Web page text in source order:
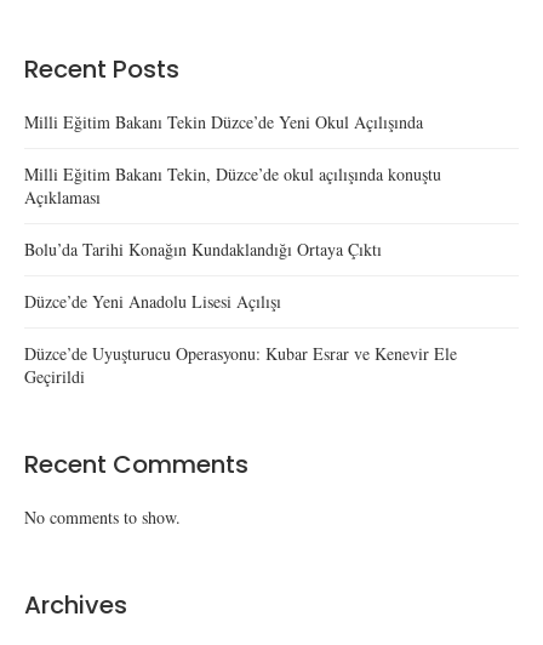
Recent Posts
Milli Eğitim Bakanı Tekin Düzce’de Yeni Okul Açılışında
Milli Eğitim Bakanı Tekin, Düzce’de okul açılışında konuştu
Açıklaması
Bolu’da Tarihi Konağın Kundaklandığı Ortaya Çıktı
Düzce’de Yeni Anadolu Lisesi Açılışı
Düzce’de Uyuşturucu Operasyonu: Kubar Esrar ve Kenevir Ele
Geçirildi
Recent Comments
No comments to show.
Archives